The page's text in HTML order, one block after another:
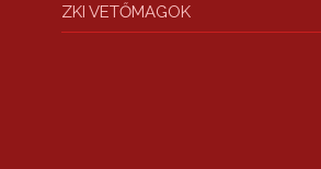
ZKI VETŐMAGOK